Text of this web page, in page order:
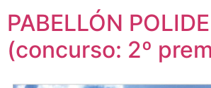
PABELLÓN
(concurso: 2º